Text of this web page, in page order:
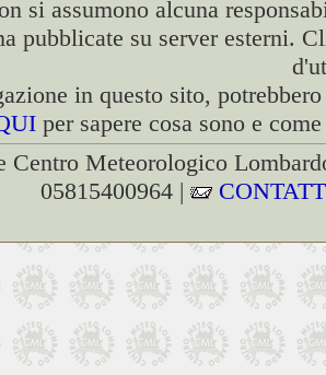
si assumono alcuna
pubblicate su server esterni.
in questo sito,
per sapere cosa sono e
Centro Meteorologico
05815400964 |